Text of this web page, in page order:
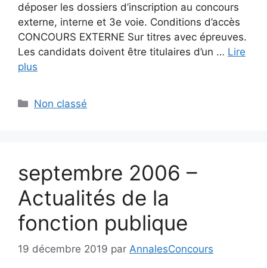
déposer les dossiers d’inscription au concours
externe, interne et 3e voie. Conditions d’accès
CONCOURS EXTERNE Sur titres avec épreuves.
Les candidats doivent être titulaires d’un … Lire
plus
Catégories
Non classé
septembre 2006 –
Actualités de la
fonction publique
19 décembre 2019 par AnnalesConcours